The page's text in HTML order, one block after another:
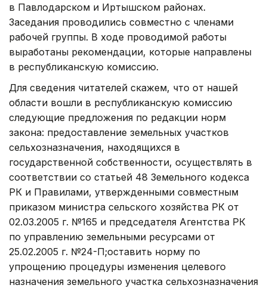
в Павлодарском и Иртышском районах.
Заседания проводились совместно с членами
рабочей группы. В ходе проводимой работы
выработаны рекомендации, которые направлены
в республиканскую комиссию.
Для сведения читателей скажем, что от нашей
области вошли в республиканскую комиссию
следующие предложения по редакции норм
закона: предоставление земельных участков
сельхозназначения, находящихся в
государственной собственности, осуществлять в
соответствии со статьей 48 Земельного кодекса
РК и Правилами, утвержденными совместным
приказом министра сельского хозяйства РК от
02.03.2005 г. №165 и председателя Агентства РК
по управлению земель­ными ресурсами от
25.02.2005 г. №24-П;оставить норму по
упрощению процедуры изменения целевого
назначения земельного участка сельхозназначения